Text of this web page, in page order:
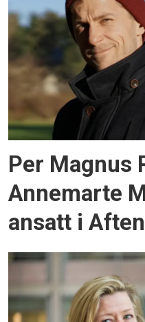
Per Magnus
Annemarte
ansatt i